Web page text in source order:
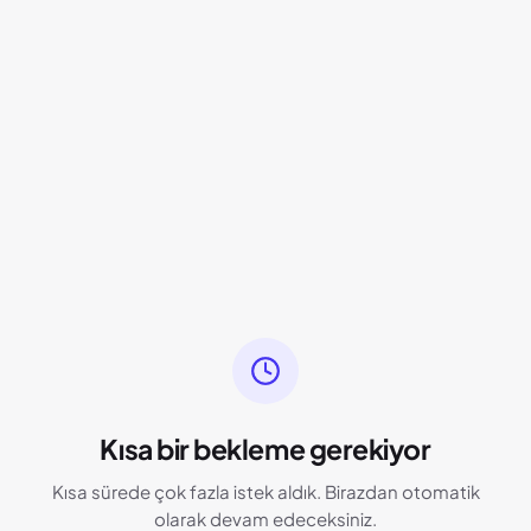
Kısa bir bekleme gerekiyor
Kısa sürede çok fazla istek aldık. Birazdan otomatik
olarak devam edeceksiniz.